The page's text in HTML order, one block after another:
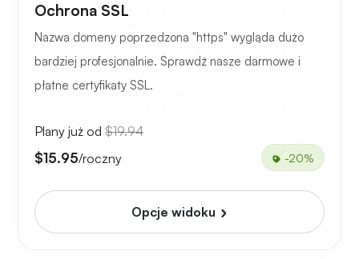
Ochrona SSL
Nazwa domeny poprzedzona "https" wygląda dużo
bardziej profesjonalnie. Sprawdź nasze darmowe i
płatne certyfikaty SSL.
Plany już od $19.94
$15.95/roczny -20%
Opcje widoku